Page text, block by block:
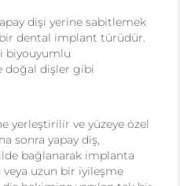
dişi yerine sabitlemek
dental implant türüdür.
biyouyumlu
doğal dişler gibi
yerleştirilir ve yüzeye özel
sonra yapay diş,
bağlanarak implanta
uzun bir iyileşme